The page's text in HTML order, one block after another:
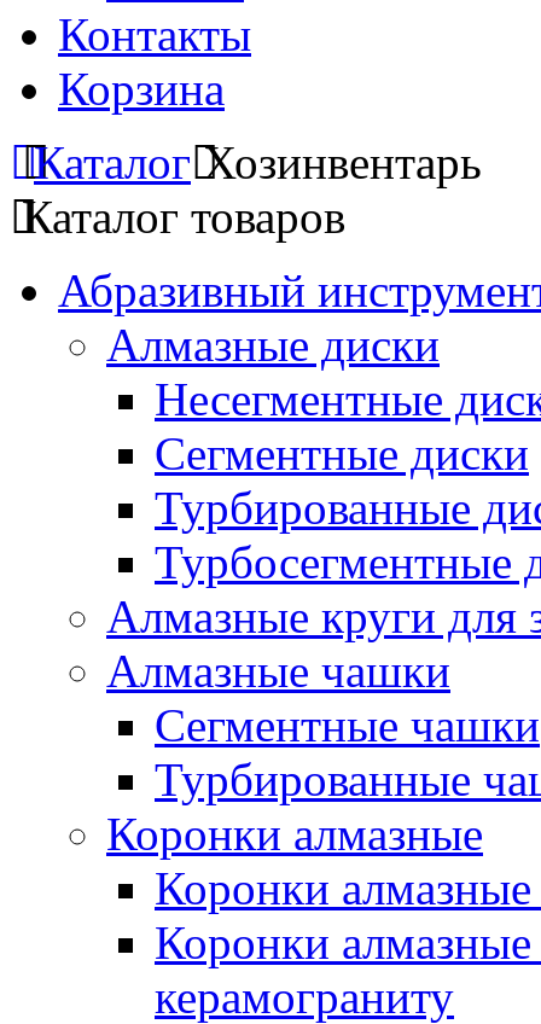
Контакты
Корзина
Каталог Хозинвентарь
Каталог товаров
Абразивный
Алмазные диски
Несегментные
Сегментные диски
Турбированные
Турбосегментные
Алмазные круги для
Алмазные чашки
Сегментные чашки
Турбированные
Коронки алмазные
Коронки
Коронки
керамограниту